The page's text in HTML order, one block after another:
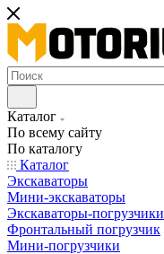
Каталог
По всему сайту
По каталогу
Каталог
Экскаваторы
Мини-экскаваторы
Экскаваторы-погрузчики
Фронтальный погрузчик
Мини-погрузчики